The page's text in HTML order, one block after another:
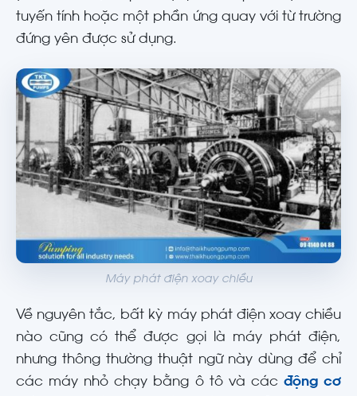
tuyến tính hoặc một phần ứng quay với từ trường
đứng yên được sử dụng.
Máy phát điện xoay chiều
Về nguyên tắc, bất kỳ máy phát điện xoay chiều
nào cũng có thể được gọi là máy phát điện,
nhưng thông thường thuật ngữ này dùng để chỉ
các máy nhỏ chạy bằng ô tô và các động cơ